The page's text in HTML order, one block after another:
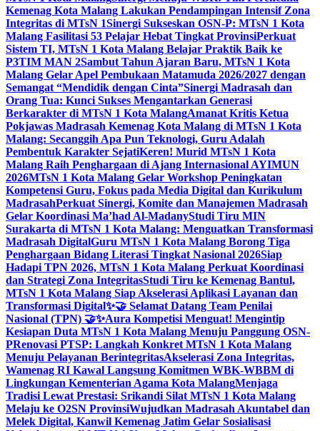
Kemenag Kota Malang Lakukan Pendampingan Intensif Zona
Integritas di MTsN 1Sinergi Sukseskan OSN-P: MTsN 1 Kota
Malang Fasilitasi 53 Pelajar Hebat Tingkat ProvinsiPerkuat
Sistem TI, MTsN 1 Kota Malang Belajar Praktik Baik ke
P3TIM MAN 2Sambut Tahun Ajaran Baru, MTsN 1 Kota
Malang Gelar Apel Pembukaan Matamuda 2026/2027 dengan
Semangat “Mendidik dengan Cinta”Sinergi Madrasah dan
Orang Tua: Kunci Sukses Mengantarkan Generasi
Berkarakter di MTsN 1 Kota MalangAmanat Kritis Ketua
Pokjawas Madrasah Kemenag Kota Malang di MTsN 1 Kota
Malang: Secanggih Apa Pun Teknologi, Guru Adalah
Pembentuk Karakter SejatiKeren! Murid MTsN 1 Kota
Malang Raih Penghargaan di Ajang Internasional AYIMUN
2026MTsN 1 Kota Malang Gelar Workshop Peningkatan
Kompetensi Guru, Fokus pada Media Digital dan Kurikulum
MadrasahPerkuat Sinergi, Komite dan Manajemen Madrasah
Gelar Koordinasi Ma’had Al-MadanyStudi Tiru MIN
Surakarta di MTsN 1 Kota Malang: Menguatkan Transformasi
Madrasah DigitalGuru MTsN 1 Kota Malang Borong Tiga
Penghargaan Bidang Literasi Tingkat Nasional 2026Siap
Hadapi TPN 2026, MTsN 1 Kota Malang Perkuat Koordinasi
dan Strategi Zona IntegritasStudi Tiru ke Kemenag Bantul,
MTsN 1 Kota Malang Siap Akselerasi Aplikasi Layanan dan
Transformasi Digital✨🤝 Selamat Datang Team Penilai
Nasional (TPN) 🤝✨Aura Kompetisi Menguat! Mengintip
Kesiapan Duta MTsN 1 Kota Malang Menuju Panggung OSN-
PRenovasi PTSP: Langkah Konkret MTsN 1 Kota Malang
Menuju Pelayanan BerintegritasAkselerasi Zona Integritas,
Wamenag RI Kawal Langsung Komitmen WBK-WBBM di
Lingkungan Kementerian Agama Kota MalangMenjaga
Tradisi Lewat Prestasi: Srikandi Silat MTsN 1 Kota Malang
Melaju ke O2SN ProvinsiWujudkan Madrasah Akuntabel dan
Melek Digital, Kanwil Kemenag Jatim Gelar Sosialisasi